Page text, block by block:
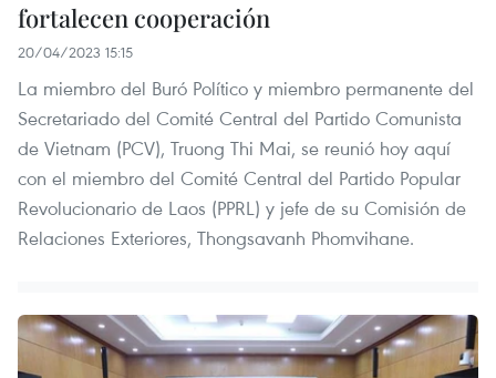
fortalecen cooperación
20/04/2023 15:15
La miembro del Buró Político y miembro permanente del
Secretariado del Comité Central del Partido Comunista
de Vietnam (PCV), Truong Thi Mai, se reunió hoy aquí
con el miembro del Comité Central del Partido Popular
Revolucionario de Laos (PPRL) y jefe de su Comisión de
Relaciones Exteriores, Thongsavanh Phomvihane.